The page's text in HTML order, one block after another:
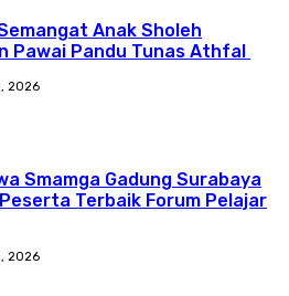
Anak Sholeh
Pawai Pandu Tunas Athfal
2026
Smamga Gadung Surabaya
Terbaik Forum Pelajar
2026